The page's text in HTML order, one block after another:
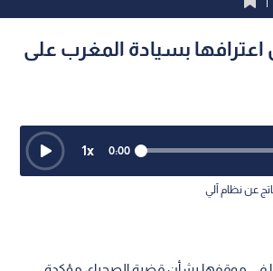
اعترافها بسيادة المغرب على
0:00
1x
عن نظام آلي